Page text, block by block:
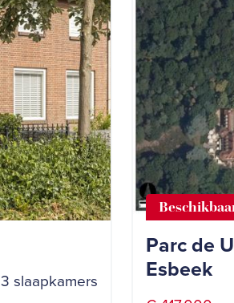
3 slaapkamers
Parc de
Esbeek